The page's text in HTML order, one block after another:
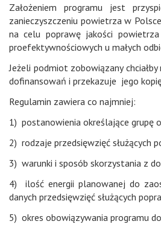
Założeniem programu jest
zanieczyszczeniu powietrza w
na celu poprawę jakości
proefektywnościowych u małych
Jeżeli podmiot zobowiązany
dofinansowań i przekazuje jego
Regulamin zawiera co najmniej:
1) postanowienia określające grupę
2) rodzaje przedsięwzięć służących
3) warunki i sposób skorzystania z
4) ilość energii planowanej do
danych przedsięwzięć służących
5) okres obowiązywania programu